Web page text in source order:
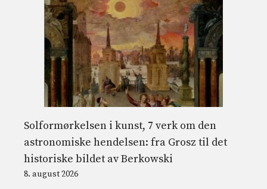
Solformørkelsen i kunst, 7 verk om den
astronomiske hendelsen: fra Grosz til det
historiske bildet av Berkowski
8. august 2026